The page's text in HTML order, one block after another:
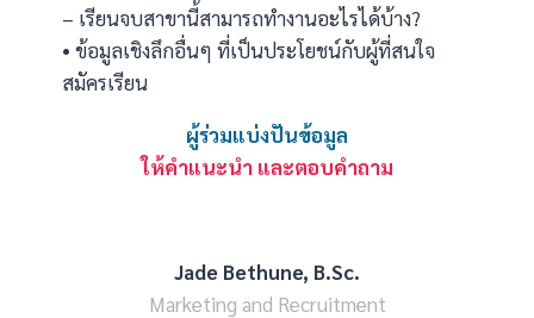
– เรียนจบสาขานี้สามารถทำงานอะไรได้บ้าง?
• ข้อมูลเชิงลึกอื่นๆ ที่เป็นประโยชน์กับผู้ที่สนใจ
สมัครเรียน
ผู้ร่วมแบ่งปันข้อมูล
ให้คำแนะนำ และตอบคำถาม
Jade Bethune, B.Sc.
Marketing and Recruitment